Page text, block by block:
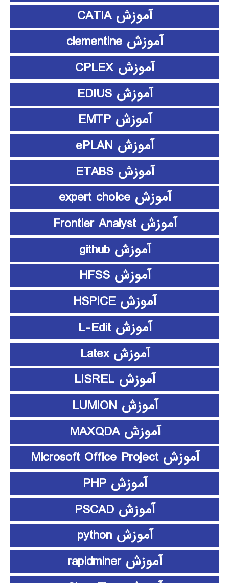
آموزش CATIA
آموزش clementine
آموزش CPLEX
آموزش EDIUS
آموزش EMTP
آموزش ePLAN
آموزش ETABS
آموزش expert choice
آموزش Frontier Analyst
آموزش github
آموزش HFSS
آموزش HSPICE
آموزش L-Edit
آموزش Latex
آموزش LISREL
آموزش LUMION
آموزش MAXQDA
آموزش Microsoft Office Project
آموزش PHP
آموزش PSCAD
آموزش python
آموزش rapidminer